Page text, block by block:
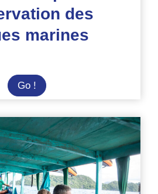
des
marines
Go ! Summer
Camp
préservation
des
tortues
marines